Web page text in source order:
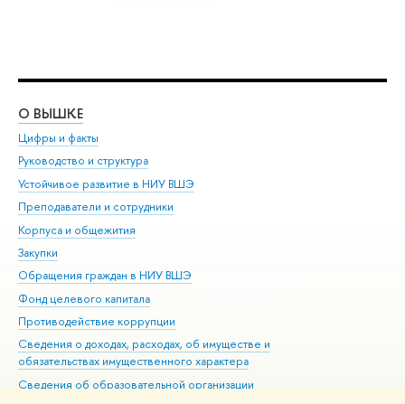
О ВЫШКЕ
Цифры и факты
Руководство и структура
Устойчивое развитие в НИУ ВШЭ
Преподаватели и сотрудники
Корпуса и общежития
Закупки
Обращения граждан в НИУ ВШЭ
Фонд целевого капитала
Противодействие коррупции
Сведения о доходах, расходах, об имуществе и
обязательствах имущественного характера
Сведения об образовательной организации